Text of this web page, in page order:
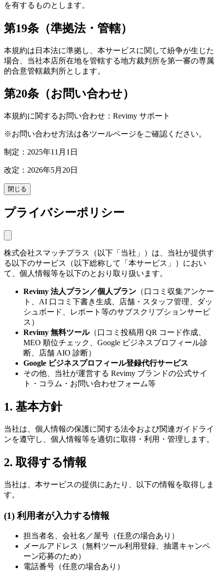
を有するものとします。
第19条（準拠法・管轄）
本規約は日本法に準拠し、本サービスに関して紛争が生じた
場合、当社本店所在地を管轄する地方裁判所を第一審の専属
的合意管轄裁判所とします。
第20条（お問い合わせ）
本規約に関するお問い合わせ：Revimy サポート
※お問い合わせ方法は各ツールページをご確認ください。
制定：2025年11月1日
改定：2026年5月20日
閉じる
プライバシーポリシー
株式会社スマッチプラス（以下「当社」）は、当社が提供す
る以下のサービス（以下総称して「本サービス」）におい
て、個人情報等を以下のとおり取り扱います。
Revimy 法人プラン／個人プラン （口コミ収集アンケー
ト、AI 口コミ下書き生成、店舗・スタッフ管理、ダッ
シュボード、レポート等のサブスクリプションサービ
ス）
Revimy 無料ツール（口コミ投稿用 QR コード作成、
MEO 順位チェック、Google ビジネスプロフィール診
断、店舗 AIO 診断）
Google ビジネスプロフィール登録代行サービス
その他、当社が運営する Revimy ブランドの公式サイ
ト・コラム・お問い合わせフォーム等
1. 基本方針
当社は、個人情報の保護に関する法令および関連ガイドライ
ンを遵守し、個人情報等を適切に取得・利用・管理します。
2. 取得する情報
当社は、本サービスの提供にあたり、以下の情報を取得しま
す。
(1) 利用者が入力する情報
担当者名、会社名／屋号（任意の場合あり）
メールアドレス（無料ツール利用登録、抽選キャンペ
ーン応募のため）
電話番号（任意の場合あり）